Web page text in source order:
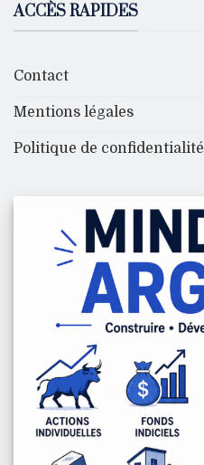
ACCÈS RAPIDES
Contact
Mentions légales
Politique de confidentialité